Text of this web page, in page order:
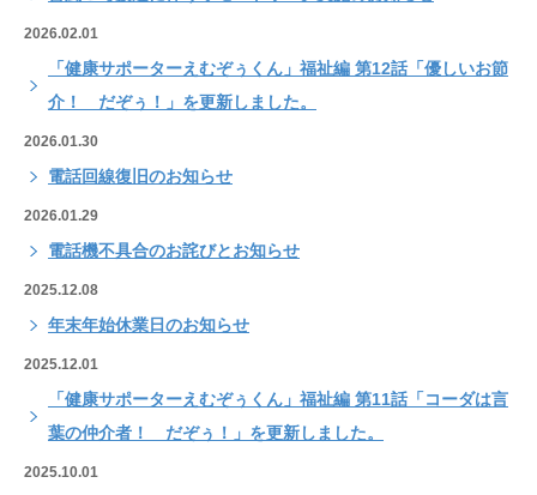
2026.02.01
「健康サポーターえむぞぅくん」福祉編 第12話「優しいお節
介！ だぞぅ！」を更新しました。
2026.01.30
電話回線復旧のお知らせ
2026.01.29
電話機不具合のお詫びとお知らせ
2025.12.08
年末年始休業日のお知らせ
2025.12.01
「健康サポーターえむぞぅくん」福祉編 第11話「コーダは言
葉の仲介者！ だぞぅ！」を更新しました。
2025.10.01